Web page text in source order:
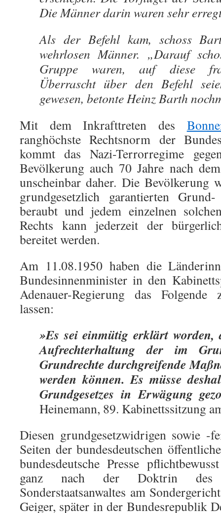
Die Männer darin waren sehr
Als der Befehl kam, schoss
wehrlosen Männer. „Darauf
Gruppe waren, auf diese
Überrascht über den Befehl
gewesen, betonte Heinz Barth
Mit dem Inkrafttreten des
ranghöchste Rechtsnorm der
kommt das Nazi-Terrorregime
Bevölkerung auch 70 Jahre nach
unscheinbar daher. Die Bevölkerung
grundgesetzlich garantierten
beraubt und jedem einzelnen
Rechts kann jederzeit der
bereitet werden.
Am 11.08.1950 haben die
Bundesinnenminister in den
Adenauer-Regierung das
lassen:
»Es sei einmütig erklärt worden,
Aufrechterhaltung der im
Grundrechte durchgreifende
werden können. Es müsse
Grundgesetzes in Erwägung
Heinemann, 89. Kabinettssitzung
Diesen grundgesetzwidrigen sowie -
Seiten der bundesdeutschen
bundesdeutsche Presse
ganz nach der Doktrin des
Sonderstaatsanwaltes am
Geiger, später in der Bundesrepublik